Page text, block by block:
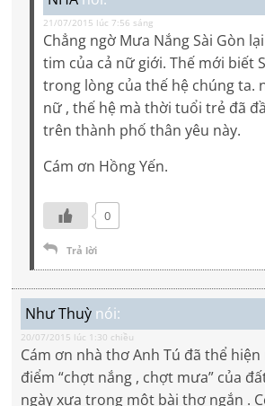
21/07/2015 lúc 7:56 sáng
Chẳng ngờ Mưa Nắng Sài Gòn
tim của cả nữ giới. Thế mới biết
trong lòng của thế hệ chúng ta.
nữ , thế hệ mà thời tuổi trẻ đã
trên thành phố thân yêu này.
Cám ơn Hồng Yến.
0
Trả lời
Như Thuỳ nói:
20/07/2015 lúc 1:30 chiều
Cám ơn nhà thơ Anh Tú đã thể
điểm “chợt nắng , chợt mưa” của
ngày xưa trong một bài thơ ngắn .